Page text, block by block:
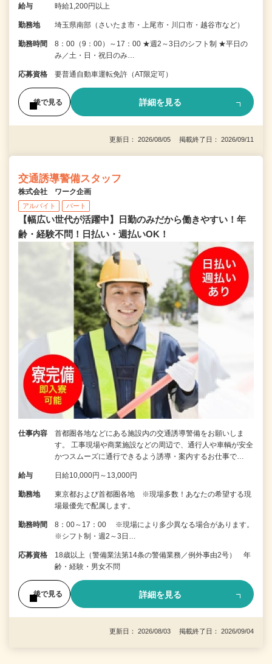
給与 時給1,200円以上
勤務地 埼玉県南部（さいたま市・上尾市・川口市・越谷市など）
勤務時間
8：00（9：00）～17：00 ★週2～3日のシフト制 ★平日の
み／土・日・祝日のみ…
応募資格 要普通自動車運転免許（AT限定可）
後で見る 詳細を見る
更新日： 2026/08/05 掲載終了日： 2026/09/11
交通誘導警備スタッフ
株式会社 ワーク企画
アルバイト パート
【幅広い世代が活躍中】日勤のみだから働きやすい！年
齢・経験不問！日払い・週払いOK！
仕事内容
首都圏各地などにある施設内の交通誘導警備をお願いしま
す。 工事現場や商業施設などの周辺で、通行人や車輌が安全
かつスムーズに通行できるよう誘導・案内するお仕事で…
給与 日給10,000円～13,000円
勤務地
東京都および首都圏各地 ※現場多数！あなたの希望する現
場最優先で配属します。
勤務時間
8：00～17：00 ※現場により多少異なる場合があります。
※シフト制・週2～3日…
応募資格
18歳以上（警備業法第14条の警備業務／例外事由2号） 年
齢・経験・男女不問
後で見る 詳細を見る
更新日： 2026/08/03 掲載終了日： 2026/09/04